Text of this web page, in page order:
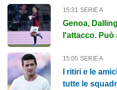
15:31 SERIE A
Genoa,
l'attacco. Può
15:05 SERIE A
I ritiri e le
tutte le